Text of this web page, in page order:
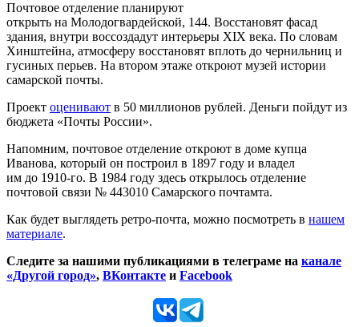
Почтовое отделение планируют
открыть на Молодогвардейской, 144. Восстановят фасад
здания, внутри воссоздадут интерьеры XIX века. По словам
Хинштейна, атмосферу восстановят вплоть до чернильниц и
гусиных перьев. На втором этаже откроют музей истории
самарской почты.
Проект оценивают в 50 миллионов рублей. Деньги пойдут из
бюджета «Почты России».
Напомним, почтовое отделение откроют в доме купца
Иванова, который он построил в 1897 году и владел
им до 1910-го. В 1984 году здесь открылось отделение
почтовой связи № 443010 Самарского почтамта.
Как будет выглядеть ретро-почта, можно посмотреть в нашем
материале.
Следите за нашими публикациями в телеграме на канале
«Другой город», ВКонтакте и Facebook